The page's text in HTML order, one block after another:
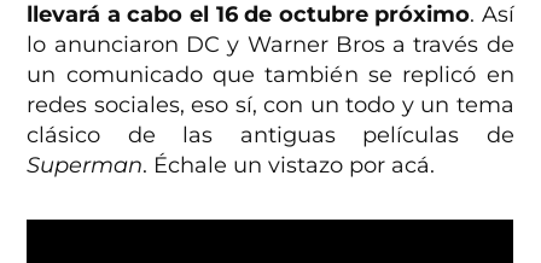
llevará a cabo el 16 de octubre próximo. Así
lo anunciaron DC y Warner Bros a través de
un comunicado que también se replicó en
redes sociales, eso sí, con un todo y un tema
clásico de las antiguas películas de
Superman. Échale un vistazo por acá.